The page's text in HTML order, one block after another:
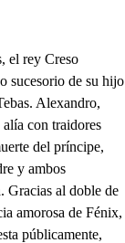
el rey Creso
sucesorio de su hijo
Alexandro,
con traidores
del príncipe,
y ambos
Gracias al doble de
amorosa de Fénix,
públicamente,